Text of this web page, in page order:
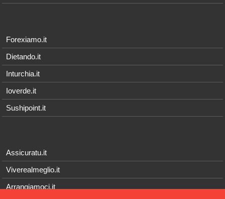
Forexiamo.it
Dietando.it
Inturchia.it
Ioverde.it
Sushipoint.it
Assicuratu.it
Viverealmeglio.it
Arrangiamoci.it